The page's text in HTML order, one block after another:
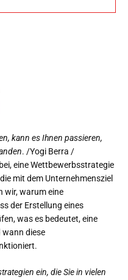
– gute
kann es Ihnen passieren,
. /Yogi Berra /
eine Wettbewerbsstrategie
mit dem Unternehmensziel
wir, warum eine
der Erstellung eines
was es bedeutet, eine
diese
ein, die Sie in vielen